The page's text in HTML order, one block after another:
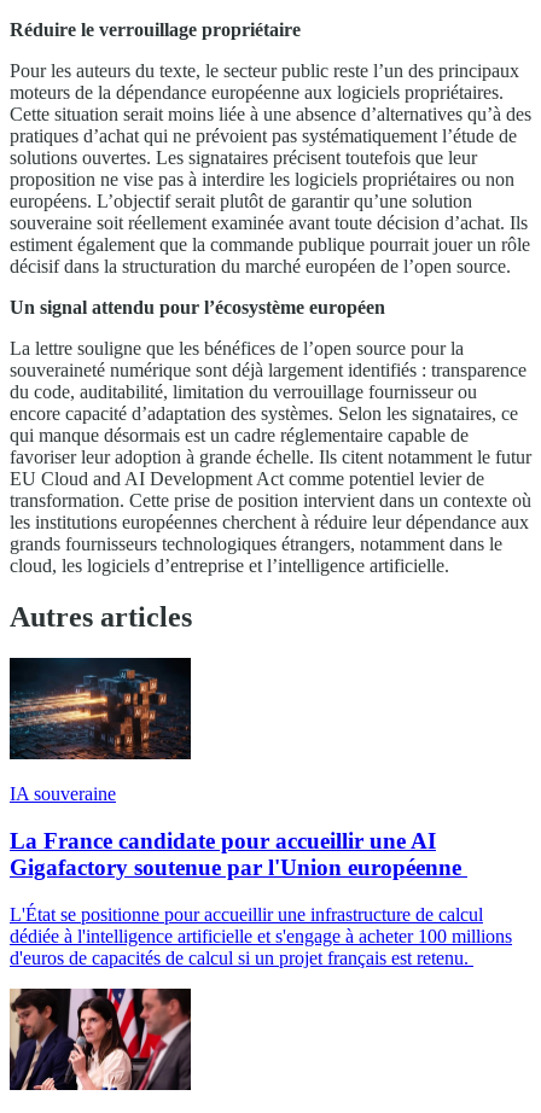
Réduire le verrouillage propriétaire
Pour les auteurs du texte, le secteur public reste l’un des principaux
moteurs de la dépendance européenne aux logiciels propriétaires.
Cette situation serait moins liée à une absence d’alternatives qu’à des
pratiques d’achat qui ne prévoient pas systématiquement l’étude de
solutions ouvertes. Les signataires précisent toutefois que leur
proposition ne vise pas à interdire les logiciels propriétaires ou non
européens. L’objectif serait plutôt de garantir qu’une solution
souveraine soit réellement examinée avant toute décision d’achat. Ils
estiment également que la commande publique pourrait jouer un rôle
décisif dans la structuration du marché européen de l’open source.
Un signal attendu pour l’écosystème européen
La lettre souligne que les bénéfices de l’open source pour la
souveraineté numérique sont déjà largement identifiés : transparence
du code, auditabilité, limitation du verrouillage fournisseur ou
encore capacité d’adaptation des systèmes. Selon les signataires, ce
qui manque désormais est un cadre réglementaire capable de
favoriser leur adoption à grande échelle. Ils citent notamment le futur
EU Cloud and AI Development Act comme potentiel levier de
transformation. Cette prise de position intervient dans un contexte où
les institutions européennes cherchent à réduire leur dépendance aux
grands fournisseurs technologiques étrangers, notamment dans le
cloud, les logiciels d’entreprise et l’intelligence artificielle.
Autres articles
IA souveraine
La France candidate pour accueillir une AI
Gigafactory soutenue par l'Union européenne
L'État se positionne pour accueillir une infrastructure de calcul
dédiée à l'intelligence artificielle et s'engage à acheter 100 millions
d'euros de capacités de calcul si un projet français est retenu.